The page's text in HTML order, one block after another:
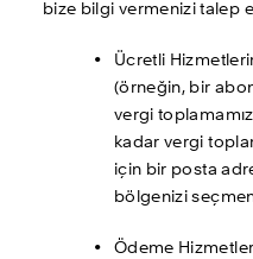
bize bilgi vermenizi talep
Ücretli
(örneğin, bir
vergi
kadar vergi
için bir posta
bölgenizi
Ödeme